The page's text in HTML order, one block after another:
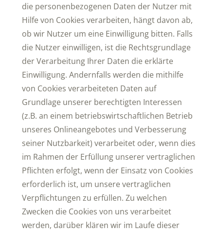
die personenbezogenen Daten der Nutzer mit
Hilfe von Cookies verarbeiten, hängt davon ab,
ob wir Nutzer um eine Einwilligung bitten. Falls
die Nutzer einwilligen, ist die Rechtsgrundlage
der Verarbeitung Ihrer Daten die erklärte
Einwilligung. Andernfalls werden die mithilfe
von Cookies verarbeiteten Daten auf
Grundlage unserer berechtigten Interessen
(z.B. an einem betriebswirtschaftlichen Betrieb
unseres Onlineangebotes und Verbesserung
seiner Nutzbarkeit) verarbeitet oder, wenn dies
im Rahmen der Erfüllung unserer vertraglichen
Pflichten erfolgt, wenn der Einsatz von Cookies
erforderlich ist, um unsere vertraglichen
Verpflichtungen zu erfüllen. Zu welchen
Zwecken die Cookies von uns verarbeitet
werden, darüber klären wir im Laufe dieser